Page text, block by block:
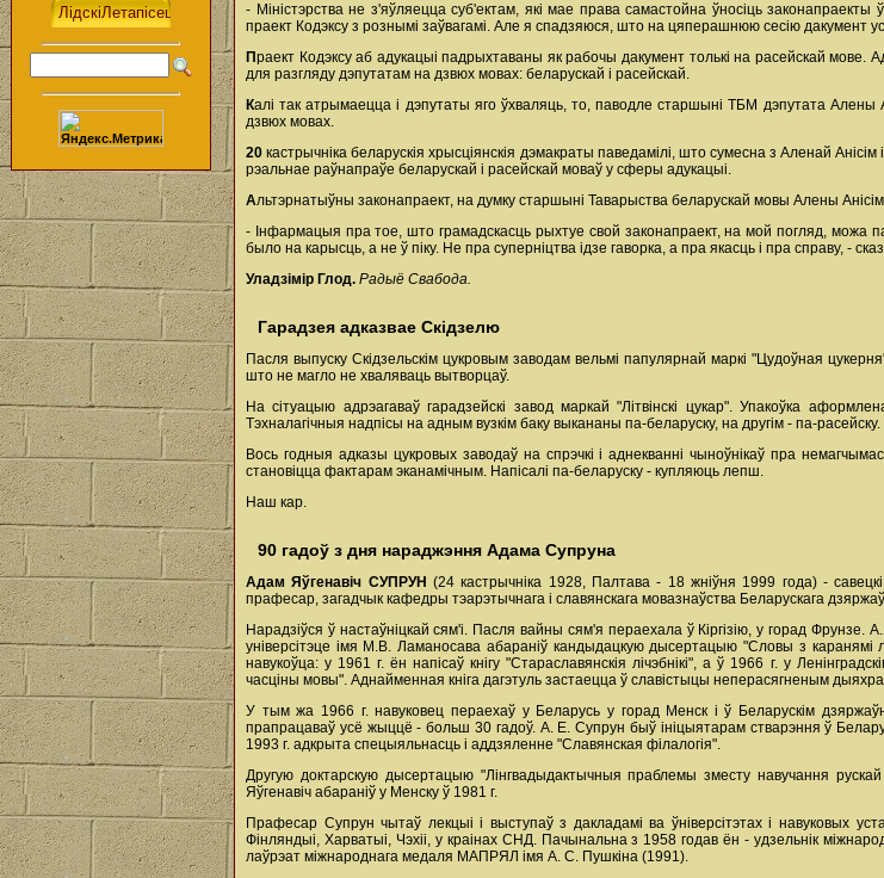
- Міністэрства не з'яўляецца суб'ектам, які мае права самастойна ўносіць
праект Кодэксу з рознымі заўвагамі. Але я спадзяюся, што на цяперашнюю сесію дакумент
Праект Кодэксу аб адукацыі падрыхтаваны як рабочы дакумент толькі на расейскай мове.
для разгляду дэпутатам на дзвюх мовах: беларускай і расейскай.
Калі так атрымаецца і дэпутаты яго ўхваляць, то, паводле старшыні ТБМ дэпутата Алены
дзвюх мовах.
20 кастрычніка беларускія хрысціянскія дэмакраты паведамілі, што сумесна з Аленай
рэальнае раўнапраўе беларускай і расейскай моваў у сферы адукацыі.
Альтэрнатыўны законапраект, на думку старшыні Таварыства беларускай мовы Алены
- Інфармацыя пра тое, што грамадскасць рыхтуе свой законапраект, на мой погляд,
было на карысць, а не ў піку. Не пра суперніцтва ідзе гаворка, а пра якасць і пра справу, -
Уладзімір Глод. Радыё Свабода.
Гарадзея адказвае Скідзелю
Пасля выпуску Скідзельскім цукровым заводам вельмі папулярнай маркі "Цудоўная
што не магло не хваляваць вытворцаў.
На сітуацыю адрэагаваў гарадзейскі завод маркай "Літвінскі цукар". Упакоўка
Тэхналагічныя надпісы на адным вузкім баку выкананы па-беларуску, на другім - па-расейску.
Вось годныя адказы цукровых заводаў на спрэчкі і аднекванні чыноўнікаў пра
становіцца фактарам эканамічным. Напісалі па-беларуску - купляюць лепш.
Наш кар.
90 гадоў з дня нараджэння Адама Супруна
Адам Яўгенавіч СУПРУН (24 кастрычніка 1928, Палтава - 18 жніўня 1999 года) - савецкі
прафесар, загадчык кафедры тэарэтычнага і славянскага мовазнаўства Беларускага
Нарадзіўся ў настаўніцкай сям'і. Пасля вайны сям'я пераехала ў Кіргізію, у горад Фрунзе.
універсітэце імя М.В. Ламаносава абараніў кандыдацкую дысертацыю "Словы з каранямі
навукоўца: у 1961 г. ён напісаў кнігу "Стараславянскія лічэбнікі", а ў 1966 г. у
часціны мовы". Аднайменная кніга дагэтуль застаецца ў славістыцы неперасягненым
У тым жа 1966 г. навуковец пераехаў у Беларусь у горад Менск і ў Беларускім
прапрацаваў усё жыццё - больш 30 гадоў. А. Е. Супрун быў ініцыятарам стварэння ў
1993 г. адкрыта спецыяльнасць і аддзяленне "Славянская філалогія".
Другую доктарскую дысертацыю "Лінгвадыдактычныя праблемы зместу навучання
Яўгенавіч абараніў у Менску ў 1981 г.
Прафесар Супрун чытаў лекцыі і выступаў з дакладамі ва ўніверсітэтах і навуковых
Фінляндыі, Харватыі, Чэхіі, у краінах СНД. Пачынальна з 1958 годав ён - удзельнік
лаўрэат міжнароднага медаля МАПРЯЛ імя А. С. Пушкіна (1991).